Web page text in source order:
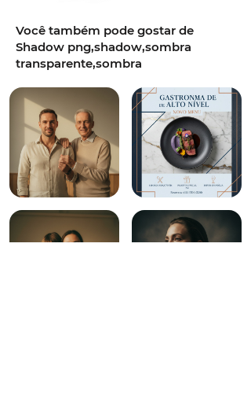
Você também pode gostar de
Shadow png,shadow,sombra
transparente,sombra